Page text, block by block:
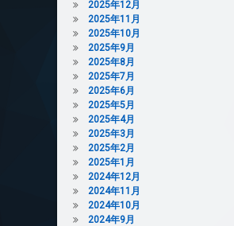
2025年12月
2025年11月
2025年10月
2025年9月
2025年8月
2025年7月
2025年6月
2025年5月
2025年4月
2025年3月
2025年2月
2025年1月
2024年12月
2024年11月
2024年10月
2024年9月